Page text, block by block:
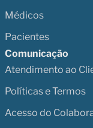
Médicos
Pacientes
Comunicação
Atendimento ao
Políticas e Termos
Acesso do